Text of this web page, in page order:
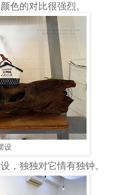
色的对比很强烈。
设
，独独对它情有独钟。